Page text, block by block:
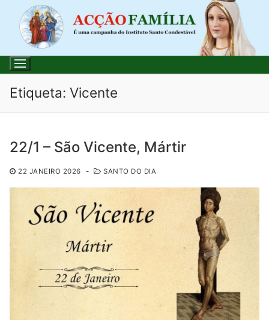
para
conteúdo
por:
Início
Blog
Santo do Dia
Quem somos nós
Etiqueta: Vicente
22/1 – São Vicente, Mártir
22 JANEIRO 2026 - SANTO DO DIA